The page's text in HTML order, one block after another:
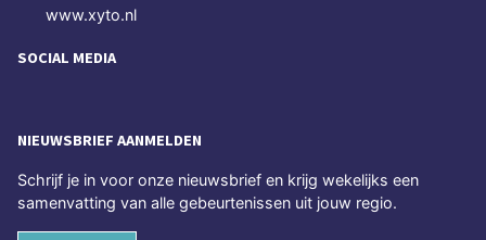
www.xyto.nl
SOCIAL MEDIA
NIEUWSBRIEF AANMELDEN
Schrijf je in voor onze nieuwsbrief en krijg wekelijks een
samenvatting van alle gebeurtenissen uit jouw regio.